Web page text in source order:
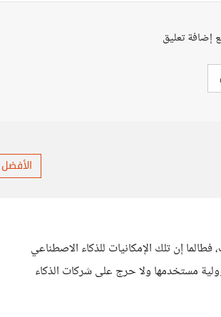
تعليق
الأفضل
إن تلك الإمكانيات للذكاء الاصطناعي
مستخدمها ولا حرج على شركات الذكاء